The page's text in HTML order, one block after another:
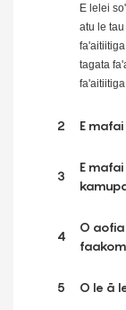
E lelei
atu le
tagata
2 E
3
E
4
O
5 O le ā